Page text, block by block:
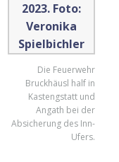
Die Feuerwehr
Bruckhäusl half in
Kastengstatt und
Angath bei der
Absicherung des Inn-
Ufers.